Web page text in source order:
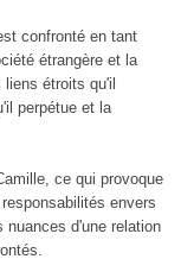
confronté en tant
étrangère et la
étroits qu'il
perpétue et la
ce qui provoque
envers
d'une relation